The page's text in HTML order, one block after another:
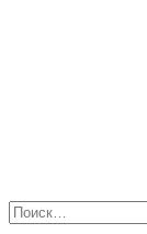
Искать: